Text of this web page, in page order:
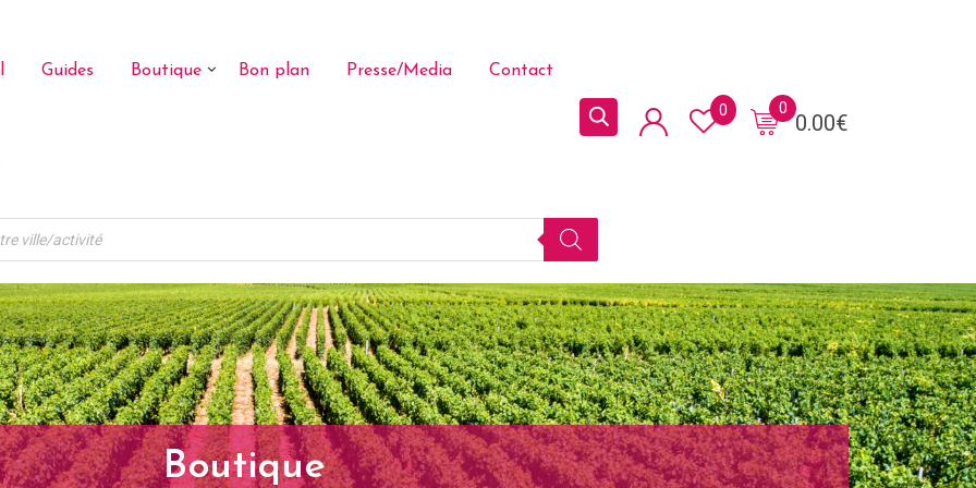
Guides Boutique Bon plan Presse/Media Contact
0.00€
0
0
Boutique